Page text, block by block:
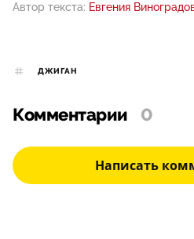
Автор текста: Евгения
ДЖИГАН
Комментарии 0
Написать